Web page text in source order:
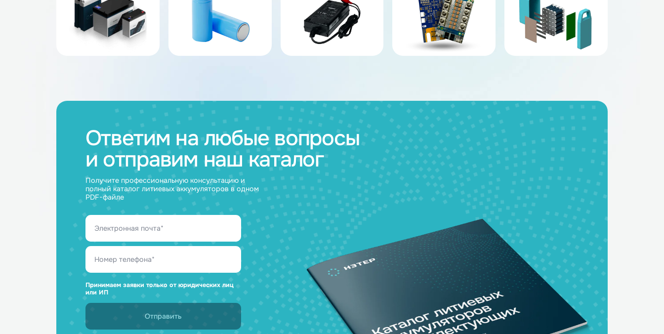
Каталог товаров
Аккумуляторные Аккумуляторные
ячейки
Зарядные
устройства
BMS - платы Аккумуляторные
батареи на заказ
Ответим на любые вопросы
и отправим наш каталог